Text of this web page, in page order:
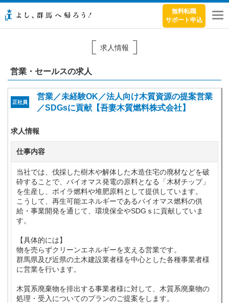
無料転職
サポート申込
求人情報
営業・セールスの求人
正社員
営業／未経験OK／法人向け木質資源の提案営業
／SDGsに貢献【吾妻木質燃料株式会社】
求人情報
仕事内容
当社では、伐採した樹木や解体した木造住宅の廃材などを破
砕することで、バイオマス発電の原料となる「木材チップ」
を生産し、ボイラ燃料や堆肥原料として提供しています。
こうして、再生可能エネルギーであるバイオマス燃料の供
給・事業開発を通じて、環境保全やSDGｓに貢献していま
す。
【具体的には】
物を売らずクリーンエネルギーを支える営業です。
群馬県及び近県の土木建設業者様を中心とした各種事業者様
に営業を行います。
木質系廃棄物を排出する事業者様に対して、木質系廃棄物の
処理・受入についてのプランのご提案をします。